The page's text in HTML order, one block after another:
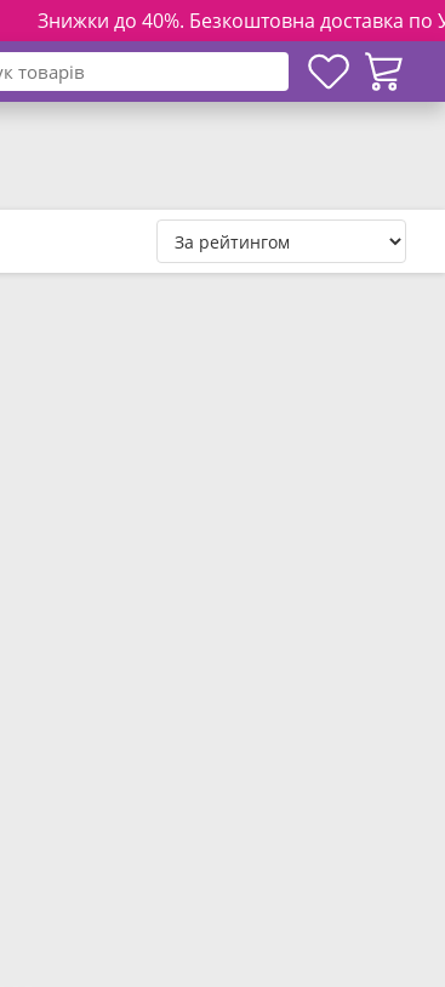
Знижки до 40%. Безкоштовна доставка по